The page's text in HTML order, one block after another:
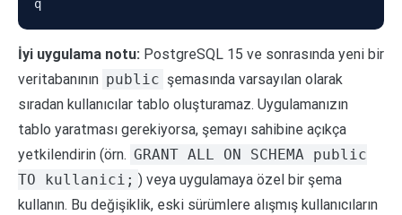
q
İyi uygulama notu: PostgreSQL 15 ve sonrasında yeni bir
veritabanının public şemasında varsayılan olarak
sıradan kullanıcılar tablo oluşturamaz. Uygulamanızın
tablo yaratması gerekiyorsa, şemayı sahibine açıkça
yetkilendirin (örn. GRANT ALL ON SCHEMA public
TO kullanici; ) veya uygulamaya özel bir şema
kullanın. Bu değişiklik, eski sürümlere alışmış kullanıcıların